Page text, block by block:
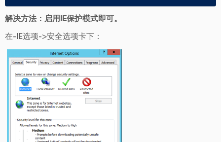
解决方法：启用IE保护模式即可。
在-IE选项->安全选项卡下：